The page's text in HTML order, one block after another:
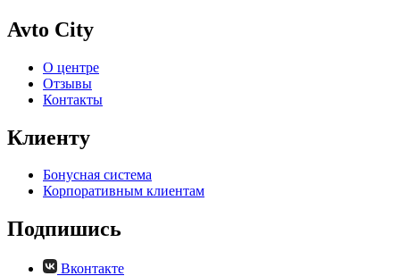
Avto City
О центре
Отзывы
Контакты
Клиенту
Бонусная система
Корпоративным клиентам
Подпишись
Вконтакте